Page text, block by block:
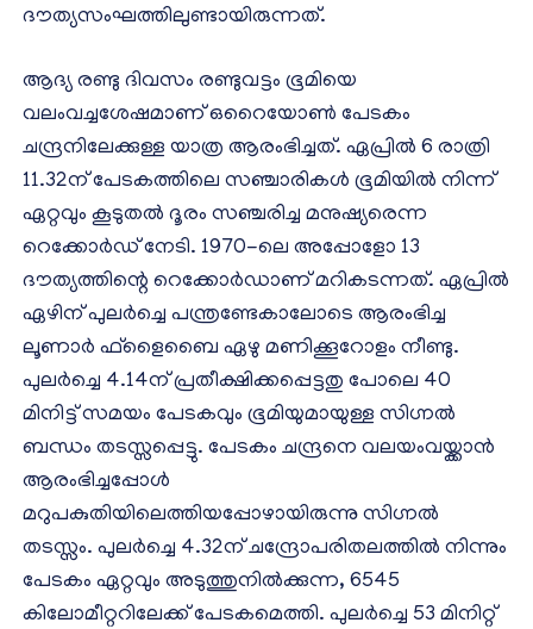
ദൗത്യസംഘത്തിലുണ്ടായിരുന്നത്.
ആദ്യ രണ്ടു ദിവസം രണ്ടുവട്ടം ഭൂമിയെ
വലംവച്ചശേഷമാണ് ഒറൈയോൺ പേടകം
ചന്ദ്രനിലേക്കുള്ള യാത്ര ആരംഭിച്ചത്. ഏപ്രിൽ 6 രാത്രി
11.32ന് പേടകത്തിലെ സഞ്ചാരികൾ ഭൂമിയിൽ നിന്ന്
ഏറ്റവും കൂടുതൽ ദൂരം സഞ്ചരിച്ച മനുഷ്യരെന്ന
റെക്കോർഡ് നേടി. 1970-ലെ അപ്പോളോ 13
ദൗത്യത്തിന്റെ റെക്കോർഡാണ് മറികടന്നത്. ഏപ്രിൽ
ഏഴിന് പുലർച്ചെ പന്ത്രണ്ടേകാലോടെ ആരംഭിച്ച
ലൂണാർ ഫ്‌ളൈബൈ ഏഴു മണിക്കൂറോളം നീണ്ടു.
പുലർച്ചെ 4.14ന് പ്രതീക്ഷിക്കപ്പെട്ടതു പോലെ 40
മിനിട്ട് സമയം പേടകവും ഭൂമിയുമായുള്ള സിഗ്നൽ
ബന്ധം തടസ്സപ്പെട്ടു. പേടകം ചന്ദ്രനെ വലയംവയ്ക്കാൻ
ആരംഭിച്ചപ്പോൾ
മറുപകുതിയിലെത്തിയപ്പോഴായിരുന്നു സിഗ്നൽ
തടസ്സം. പുലർച്ചെ 4.32ന് ചന്ദ്രോപരിതലത്തിൽ നിന്നും
പേടകം ഏറ്റവും അടുത്തുനിൽക്കുന്ന, 6545
കിലോമീറ്ററിലേക്ക് പേടകമെത്തി. പുലർച്ചെ 53 മിനിറ്റ്